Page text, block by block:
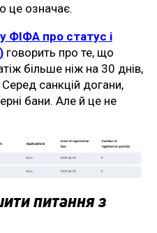
це означає.
ФІФА про статус і
говорить про те, що
більше ніж на 30 днів,
санкцій догани,
бани. Але й це не
питання з